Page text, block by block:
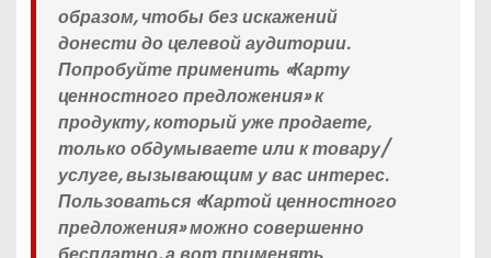
образом, чтобы без искажений
донести до целевой аудитории.
Попробуйте применить «Карту
ценностного предложения» к
продукту, который уже продаете,
только обдумываете или к товару/
услуге, вызывающим у вас интерес.
Пользоваться «Картой ценностного
предложения» можно совершенно